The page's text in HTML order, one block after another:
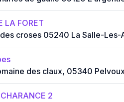
LA FORET
croses 05240 La Salle-Les-
des claux, 05340
2